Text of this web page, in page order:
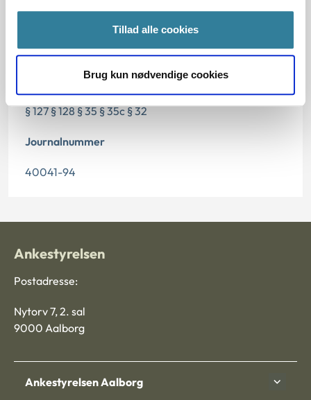
Tillad alle cookies
Brug kun nødvendige cookies
12.07.2013
§ 127 § 128 § 35 § 35c § 32
Journalnummer
40041-94
Ankestyrelsen
Postadresse:
Nytorv 7, 2. sal
9000 Aalborg
Ankestyrelsen Aalborg